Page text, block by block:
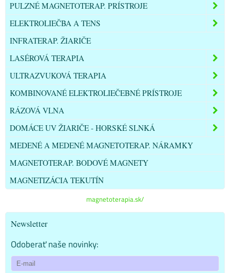
PULZNÉ MAGNETOTERAP. PRÍSTROJE
ELEKTROLIEČBA A TENS
INFRATERAP. ŽIARIČE
LASÉROVÁ TERAPIA
ULTRAZVUKOVÁ TERAPIA
KOMBINOVANÉ ELEKTROLIEČEBNÉ PRÍSTROJE
RÁZOVÁ VLNA
DOMÁCE UV ŽIARIČE - HORSKÉ SLNKÁ
MEDENÉ A MEDENÉ MAGNETOTERAP. NÁRAMKY
MAGNETOTERAP. BODOVÉ MAGNETY
MAGNETIZÁCIA TEKUTÍN
magnetoterapia.sk/
Newsletter
Odoberať naše novinky: